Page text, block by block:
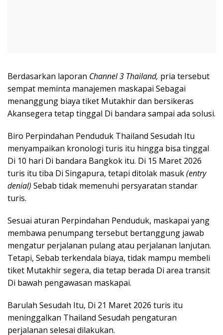
Berdasarkan laporan Channel 3 Thailand, pria tersebut
sempat meminta manajemen maskapai Sebagai
menanggung biaya tiket Mutakhir dan bersikeras
Akansegera tetap tinggal Di bandara sampai ada solusi.
Biro Perpindahan Penduduk Thailand Sesudah Itu
menyampaikan kronologi turis itu hingga bisa tinggal
Di 10 hari Di bandara Bangkok itu. Di 15 Maret 2026
turis itu tiba Di Singapura, tetapi ditolak masuk(entry
denial) Sebab tidak memenuhi persyaratan standar
turis.
Sesuai aturan Perpindahan Penduduk, maskapai yang
membawa penumpang tersebut bertanggung jawab
mengatur perjalanan pulang atau perjalanan lanjutan.
Tetapi, Sebab terkendala biaya, tidak mampu membeli
tiket Mutakhir segera, dia tetap berada Di area transit
Di bawah pengawasan maskapai.
Barulah Sesudah Itu, Di 21 Maret 2026 turis itu
meninggalkan Thailand Sesudah pengaturan
perjalanan selesai dilakukan.